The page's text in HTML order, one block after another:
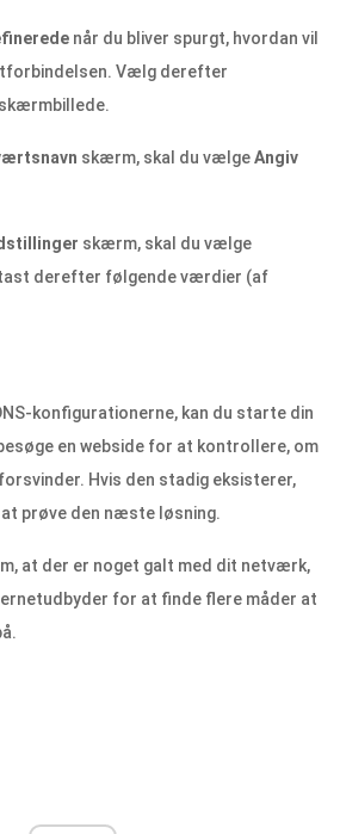
når du bliver spurgt, hvordan vil
Vælg derefter
skærm, skal du vælgeAngiv
skærm, skal du vælge
derefter følgende værdier (af
konfigurationerne, kan du starte din
en webside for at kontrollere, om
Hvis den stadig eksisterer,
prøve den næste løsning.
at der er noget galt med dit netværk,
for at finde flere måder at